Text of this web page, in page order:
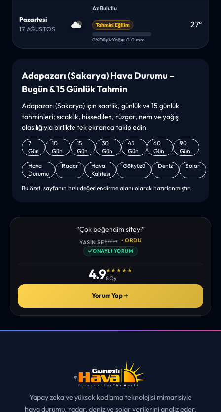
Pazartesi
17 AĞUSTOS
Az Bulutlu
Tahmini Eğilim
0%DüşükYağış: 0.0 mm
27°
Adapazarı (Sakarya) Hava Durumu –
Bugün & 15 Günlük Tahmin
Adapazarı (Sakarya) için saatlik, günlük ve 15 günlük
tahminleri; sıcaklık, hissedilen, rüzgar, nem ve yağış
olasılığıyla birlikte tek ekranda takip edin.
7
Gün
10
Gün
15
Gün
30
Gün
45
Gün
60
Gün
90
Gün
Hava
Durumu
Radar
Hava
Kalitesi
Gökyüzü Deniz Solar
Bu özet, sayfanın hızlı değerlendirme alanı olarak hazırlanmıştır.
site gördüm. bundn sonra sizinleym. tebrikler. sitede
istediğim tüm bilgiyi bulabiliyorum. ekibinizin emeğine saglık”
MUHITTIN ÇE***** • ERZURUM
✓ONAYLI YORUM
4.9★★★★★
Yapay zeka ve yüksek kodlama teknolojisi mimarisiyle